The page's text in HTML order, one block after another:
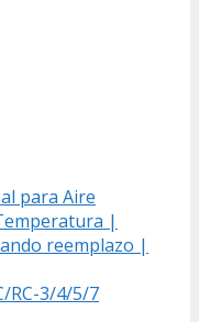
para Aire
|
reemplazo |
RC-3/4/5/7